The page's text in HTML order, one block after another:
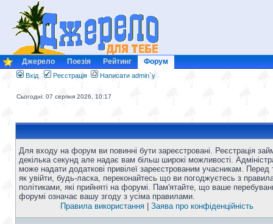
Джерело Поезія Рейтинг Форум
Вхід Реєстрація Написати admin`у
Сьогодні: 07 серпня 2026, 10:17
Для входу на форум ви повинні бути зареєстровані. Реєстрація
декілька секунд але надає вам більш широкі можливості.
може надати додаткові привілеї зареєстрованим учасникам. Перед
як увійти, будь-ласка, переконайтесь що ви погоджуєтесь з
політиками, які прийняті на форумі. Пам'ятайте, що ваше
форумі означає вашу згоду з усіма правилами.
Правила використання
Заява про конфіденційність